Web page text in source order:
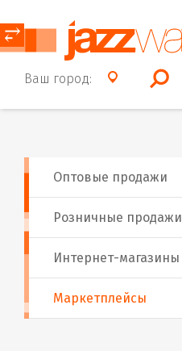
Ваш город:
⥂
Оптовые продажи
Розничные продажи
Интернет-магазины
Маркетплейсы